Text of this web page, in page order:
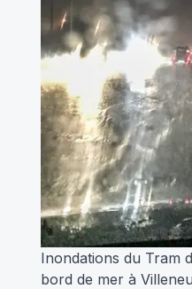
Inondations du Tram
bord de mer à